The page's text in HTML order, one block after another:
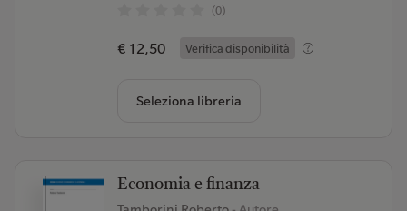
(0)
€ 12,50 Verifica disponibilità
Seleziona libreria
Economia e finanza